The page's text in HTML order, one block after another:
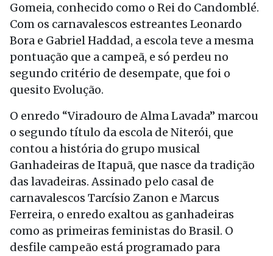
Gomeia, conhecido como o Rei do Candomblé.
Com os carnavalescos estreantes Leonardo
Bora e Gabriel Haddad, a escola teve a mesma
pontuação que a campeã, e só perdeu no
segundo critério de desempate, que foi o
quesito Evolução.
O enredo “Viradouro de Alma Lavada” marcou
o segundo título da escola de Niterói, que
contou a história do grupo musical
Ganhadeiras de Itapuã, que nasce da tradição
das lavadeiras. Assinado pelo casal de
carnavalescos Tarcísio Zanon e Marcus
Ferreira, o enredo exaltou as ganhadeiras
como as primeiras feministas do Brasil. O
desfile campeão está programado para